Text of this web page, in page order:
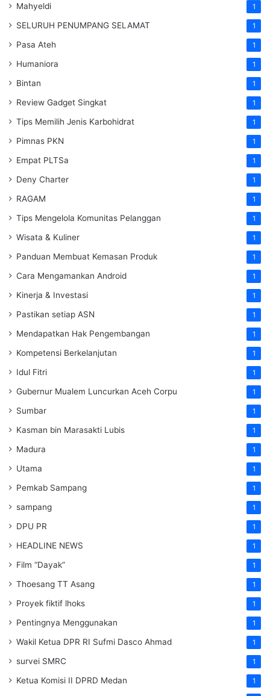
Mahyeldi 1
SELURUH PENUMPANG SELAMAT 1
Pasa Ateh 1
Humaniora 1
Bintan 1
Review Gadget Singkat 1
Tips Memilih Jenis Karbohidrat 1
Pimnas PKN 1
Empat PLTSa 1
Deny Charter 1
RAGAM 1
Tips Mengelola Komunitas Pelanggan 1
Wisata & Kuliner 1
Panduan Membuat Kemasan Produk 1
Cara Mengamankan Android 1
Kinerja & Investasi 1
Pastikan setiap ASN 1
Mendapatkan Hak Pengembangan 1
Kompetensi Berkelanjutan 1
Idul Fitri 1
Gubernur Mualem Luncurkan Aceh Corpu 1
Sumbar 1
Kasman bin Marasakti Lubis 1
Madura 1
Utama 1
Pemkab Sampang 1
sampang 1
DPU PR 1
HEADLINE NEWS 1
Film “Dayak” 1
Thoesang TT Asang 1
Proyek fiktif lhoks 1
Pentingnya Menggunakan 1
Wakil Ketua DPR RI Sufmi Dasco Ahmad 1
survei SMRC 1
Ketua Komisi II DPRD Medan 1